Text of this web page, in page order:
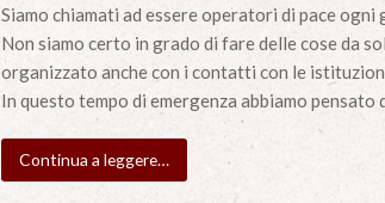
Siamo chiamati ad essere operatori di pace
Non siamo certo in grado di fare delle cose da
organizzato anche con i contatti con le
In questo tempo di emergenza abbiamo
Continua a leggere…